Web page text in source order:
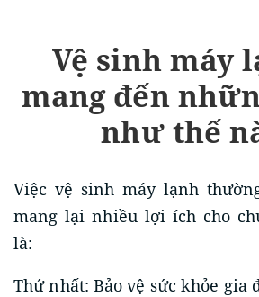
Vệ sinh máy
mang đến
như thế
Việc vệ sinh máy lạnh
mang lại nhiều lợi ích cho
là:
Thứ nhất: Bảo vệ sức khỏe gia